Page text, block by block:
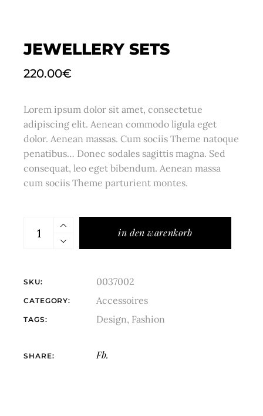
JEWELLERY SETS
220.00€
Lorem ipsum dolor sit amet, consectetue
adipiscing elit. Aenean commodo ligula eget
dolor. Aenean massas. Cum sociis Theme natoque
penatibus… Donec sodales sagittis magna. Sed
consequat, leo eget bibendum. Aenean massa
cum sociis Theme parturient montes.
in den warenkorb
SKU: 0037002
CATEGORY: Accessoires
TAGS: Design, Fashion
SHARE: Fb.